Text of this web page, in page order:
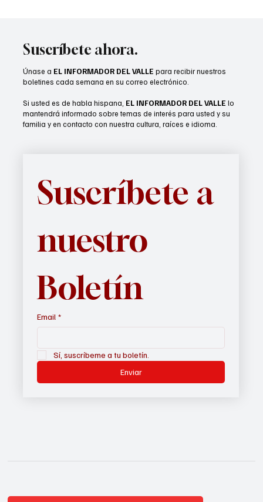
Suscríbete ahora.
Únase a EL INFORMADOR DEL VALLE para recibir nuestros
boletines cada semana en su correo electrónico.
Si usted es de habla hispana, EL INFORMADOR DEL VALLE lo
mantendrá informado sobre temas de interés para usted y su
familia y en contacto con nuestra cultura, raíces e idioma.
Suscríbete a
nuestro
Boletín
Email *
Sí, suscríbeme a tu boletín.
Enviar